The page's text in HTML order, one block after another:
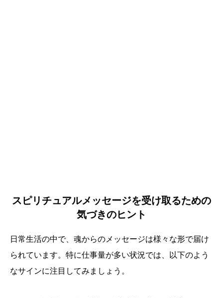
スピリチュアルメッセージを受け取るための
気づきのヒント
日常生活の中で、魂からのメッセージは様々な形で届け
られています。特に仕事量が多い状況では、以下のよう
なサインに注目してみましょう。